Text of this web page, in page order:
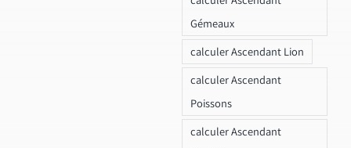
Gémeaux
calculer Ascendant Lion
calculer Ascendant
Poissons
calculer Ascendant